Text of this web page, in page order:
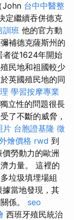
John 台中中醫整
定繼續吞併德克
訓班 他的官方動
補德克薩斯州的
者從1624年開始
民地和祖國較少
英國殖民地的同
學習按摩專業
立性的問題很長
了不斷的威脅，
片 台胞證基隆 徵
燴價格 rwd 到
勞動力的歐洲
力量。 這裡的
垃圾填埋場組
據當地發現，其
係。 seo
西班牙殖民統治